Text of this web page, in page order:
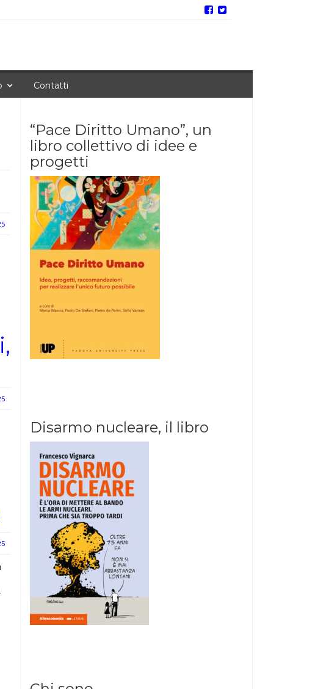
Contatti
“Pace Diritto Umano”, un
libro collettivo di idee e
progetti
Disarmo nucleare, il libro